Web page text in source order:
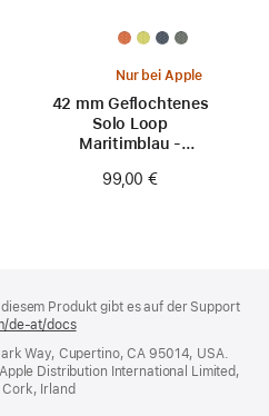
Nur bei Apple
42 mm Geflochtenes
Solo Loop
Maritimblau -
99,00 €
Produkt gibt es auf der Support
de-at/docs(öffnet
neues
Fenster)
Way, Cupertino, CA 95014, USA.
Distribution International Limited,
Irland